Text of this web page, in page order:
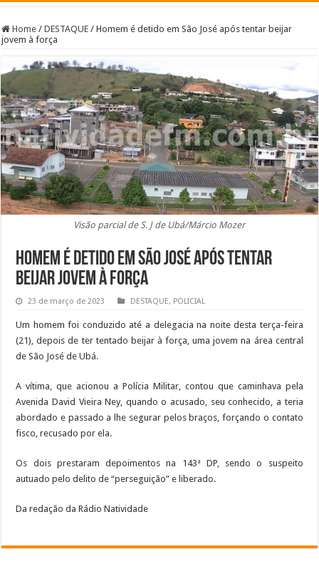
Home / DESTAQUE / Homem é detido em São José após tentar beijar
jovem à força
Visão parcial de S. J de Ubá/Márcio Mozer
Homem é detido em São José após tentar
beijar jovem à força
23 de março de 2023 DESTAQUE, POLICIAL
Um homem foi conduzido até a delegacia na noite desta terça-feira
(21), depois de ter tentado beijar à força, uma jovem na área central
de São José de Ubá.
A vítima, que acionou a Polícia Militar, contou que caminhava pela
Avenida David Vieira Ney, quando o acusado, seu conhecido, a teria
abordado e passado a lhe segurar pelos braços, forçando o contato
fisco, recusado por ela.
Os dois prestaram depoimentos na 143ª DP, sendo o suspeito
autuado pelo delito de “perseguição” e liberado.
Da redação da Rádio Natividade